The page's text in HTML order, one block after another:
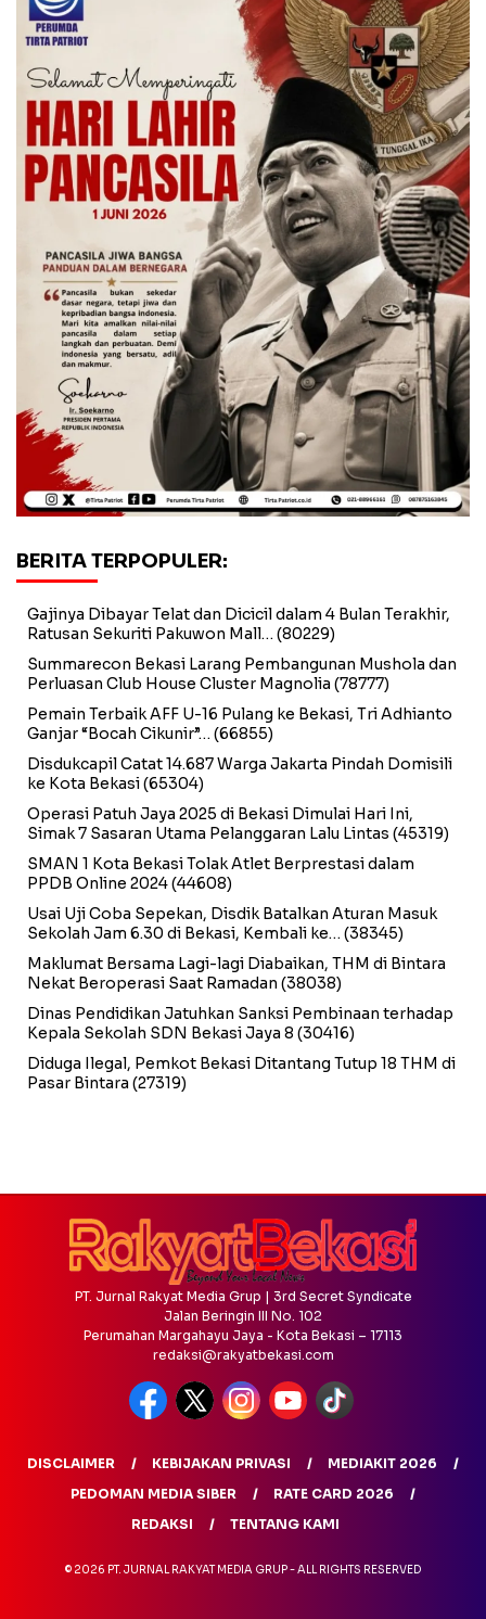
BERITA TERPOPULER:
Gajinya Dibayar Telat dan Dicicil dalam 4 Bulan Terakhir,
Ratusan Sekuriti Pakuwon Mall… (80229)
Summarecon Bekasi Larang Pembangunan Mushola dan
Perluasan Club House Cluster Magnolia (78777)
Pemain Terbaik AFF U-16 Pulang ke Bekasi, Tri Adhianto
Ganjar “Bocah Cikunir”… (66855)
Disdukcapil Catat 14.687 Warga Jakarta Pindah Domisili
ke Kota Bekasi(65304)
Operasi Patuh Jaya 2025 di Bekasi Dimulai Hari Ini,
Simak 7 Sasaran Utama Pelanggaran Lalu Lintas (45319)
SMAN 1 Kota Bekasi Tolak Atlet Berprestasi dalam
PPDB Online 2024(44608)
Usai Uji Coba Sepekan, Disdik Batalkan Aturan Masuk
Sekolah Jam 6.30 di Bekasi, Kembali ke… (38345)
Maklumat Bersama Lagi-lagi Diabaikan, THM di Bintara
Nekat Beroperasi Saat Ramadan (38038)
Dinas Pendidikan Jatuhkan Sanksi Pembinaan terhadap
Kepala Sekolah SDN Bekasi Jaya 8 (30416)
Diduga Ilegal, Pemkot Bekasi Ditantang Tutup 18 THM di
Pasar Bintara (27319)
PT. Jurnal Rakyat Media Grup | 3rd Secret Syndicate
Jalan Beringin III No. 102
Perumahan Margahayu Jaya - Kota Bekasi – 17113
redaksi@rakyatbekasi.com
DISCLAIMER KEBIJAKAN PRIVASI
MEDIAKIT 2026
PEDOMAN MEDIA SIBER
RATE CARD 2026
REDAKSI
TENTANG KAMI
© 2026 PT. JURNAL RAKYAT MEDIA GRUP - ALL RIGHTS RESERVED